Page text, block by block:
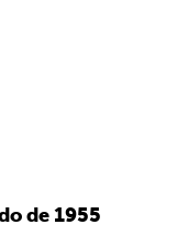
de 1955